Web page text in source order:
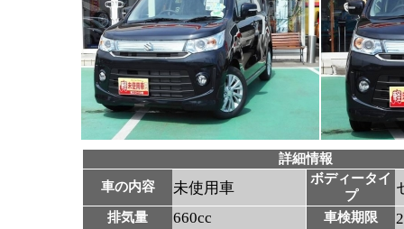
詳細情報
車の内容
未使用車
ボディータイ
プ
排気量 660cc 車検期限